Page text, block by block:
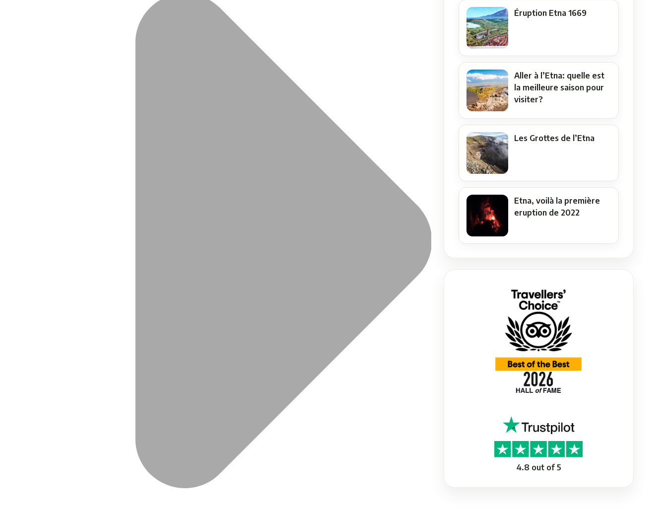
Éruption Etna 1669
Aller à l’Etna: quelle est
la meilleure saison pour
visiter?
Les Grottes de l’Etna
Etna, voilà la première
eruption de 2022
4.8 out of 5